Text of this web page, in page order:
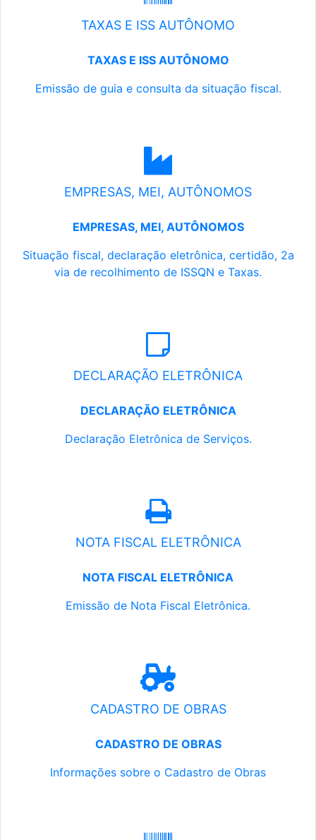
TAXAS E ISS AUTÔNOMO
TAXAS E ISS AUTÔNOMO
Emissão de guia e consulta da situação fiscal.
EMPRESAS, MEI, AUTÔNOMOS
EMPRESAS, MEI, AUTÔNOMOS
Situação fiscal, declaração eletrônica, certidão, 2a
via de recolhimento de ISSQN e Taxas.
DECLARAÇÃO ELETRÔNICA
DECLARAÇÃO ELETRÔNICA
Declaração Eletrônica de Serviços.
NOTA FISCAL ELETRÔNICA
NOTA FISCAL ELETRÔNICA
Emissão de Nota Fiscal Eletrônica.
CADASTRO DE OBRAS
CADASTRO DE OBRAS
Informações sobre o Cadastro de Obras